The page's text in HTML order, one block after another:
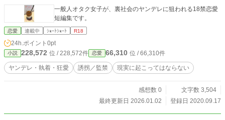
一般人オタク女子が、裏社会のヤンデレに狙われる18禁恋愛
短編集です。
恋愛 連載中 ｼｮｰﾄｼｮｰﾄ R18
24h.ポイント 0pt
小説 228,572 位 / 228,572件 恋愛 66,310 位 / 66,310件
ヤンデレ・執着・狂愛 誘拐／監禁 現実に起こってはならない
感想数 0
文字数 3,504
最終更新日 2026.01.02
登録日 2020.09.17